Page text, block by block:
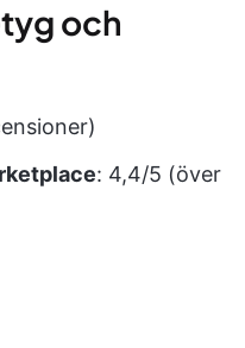
och
: 4,4/5 (över